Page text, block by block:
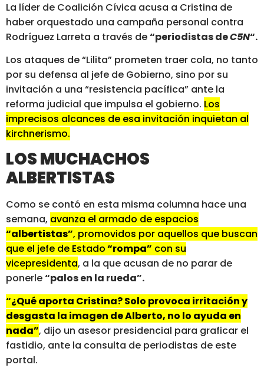
La líder de Coalición Cívica acusa a Cristina de
haber orquestado una campaña personal contra
Rodríguez Larreta a través de“periodistas deC5N“.
Los ataques de “Lilita” prometen traer cola, no tanto
por su defensa al jefe de Gobierno, sino por su
invitación a una “resistencia pacífica” ante la
reforma judicial que impulsa el gobierno. Los
imprecisos alcances de esa invitación inquietan al
kirchnerismo.
LOS MUCHACHOS
ALBERTISTAS
Como se contó en esta misma columna hace una
semana, avanza el armado de espacios
“albertistas”, promovidos por aquellos que buscan
que el jefe de Estado“rompa” con su
vicepresidenta, a la que acusan de no parar de
ponerle“palos en la rueda”.
“¿Qué aporta Cristina? Solo provoca irritación y
desgasta la imagen de Alberto, no lo ayuda en
nada”, dijo un asesor presidencial para graficar el
fastidio, ante la consulta de periodistas de este
portal.